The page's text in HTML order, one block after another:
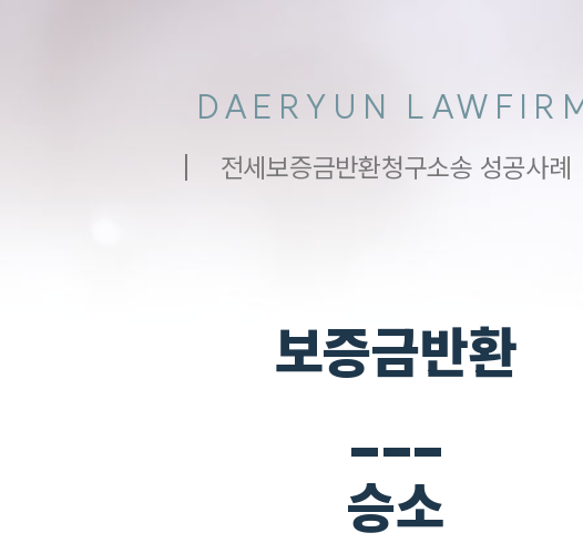
DAERYUN
전세보증금반환청구소송 성공사례
보증금반환
___
승소